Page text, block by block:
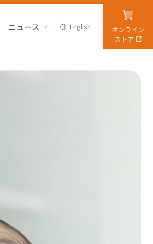
ニュース English
オンライン
ストア